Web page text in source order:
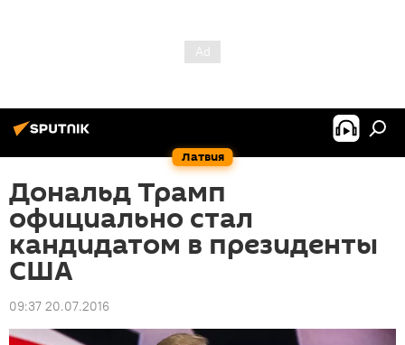
Латвия
Дональд Трамп
официально стал
кандидатом в президенты
США
09:37 20.07.2016